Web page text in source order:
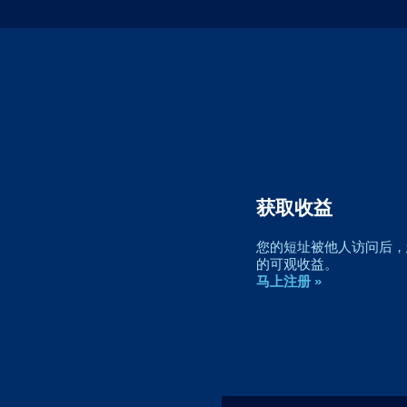
获取收益
您的短址被他人访问后
的可观收益。
马上注册 »